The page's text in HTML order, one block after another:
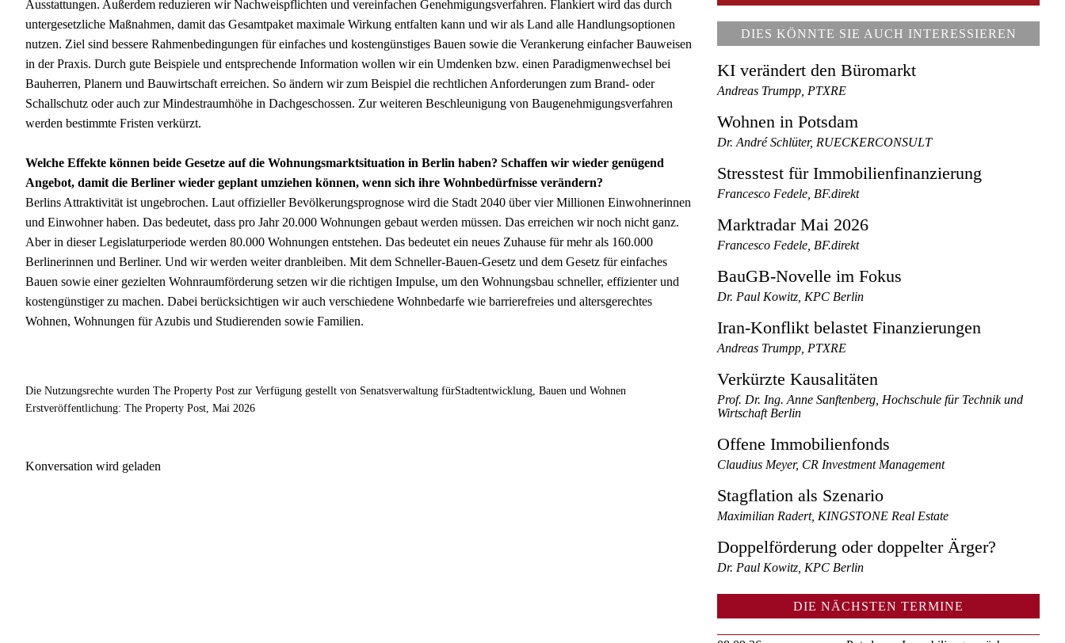
Ausstattungen. Außerdem reduzieren wir Nachweispflichten und vereinfachen Genehmigungsverfahren. Flankiert wird das durch
untergesetzliche Maßnahmen, damit das Gesamtpaket maximale Wirkung entfalten kann und wir als Land alle Handlungsoptionen
nutzen. Ziel sind bessere Rahmenbedingungen für einfaches und kostengünstiges Bauen sowie die Verankerung einfacher Bauweisen
in der Praxis. Durch gute Beispiele und entsprechende Information wollen wir ein Umdenken bzw. einen Paradigmenwechsel bei
Bauherren, Planern und Bauwirtschaft erreichen. So ändern wir zum Beispiel die rechtlichen Anforderungen zum Brand- oder
Schallschutz oder auch zur Mindestraumhöhe in Dachgeschossen. Zur weiteren Beschleunigung von Baugenehmigungsverfahren
werden bestimmte Fristen verkürzt.
Welche Effekte können beide Gesetze auf die Wohnungsmarktsituation in Berlin haben? Schaffen wir wieder genügend
Angebot, damit die Berliner wieder geplant umziehen können, wenn sich ihre Wohnbedürfnisse verändern?
Berlins Attraktivität ist ungebrochen. Laut offizieller Bevölkerungsprognose wird die Stadt 2040 über vier Millionen Einwohnerinnen
und Einwohner haben. Das bedeutet, dass pro Jahr 20.000 Wohnungen gebaut werden müssen. Das erreichen wir noch nicht ganz.
Aber in dieser Legislaturperiode werden 80.000 Wohnungen entstehen. Das bedeutet ein neues Zuhause für mehr als 160.000
Berlinerinnen und Berliner. Und wir werden weiter dranbleiben. Mit dem Schneller-Bauen-Gesetz und dem Gesetz für einfaches
Bauen sowie einer gezielten Wohnraumförderung setzen wir die richtigen Impulse, um den Wohnungsbau schneller, effizienter und
kostengünstiger zu machen. Dabei berücksichtigen wir auch verschiedene Wohnbedarfe wie barrierefreies und altersgerechtes
Wohnen, Wohnungen für Azubis und Studierenden sowie Familien.
Die Nutzungsrechte wurden The Property Post zur Verfügung gestellt von Senatsverwaltung fürStadtentwicklung, Bauen und Wohnen
Erstveröffentlichung: The Property Post, Mai 2026
Konversation wird geladen
DIES KÖNNTE SIE AUCH INTERESSIEREN
KI verändert den Büromarkt
Andreas Trumpp, PTXRE
Wohnen in Potsdam
Dr. André Schlüter, RUECKERCONSULT
Stresstest für Immobilienfinanzierung
Francesco Fedele, BF.direkt
Marktradar Mai 2026
Francesco Fedele, BF.direkt
BauGB-Novelle im Fokus
Dr. Paul Kowitz, KPC Berlin
Iran-Konflikt belastet Finanzierungen
Andreas Trumpp, PTXRE
Verkürzte Kausalitäten
Prof. Dr. Ing. Anne Sanftenberg, Hochschule für Technik und
Wirtschaft Berlin
Offene Immobilienfonds
Claudius Meyer, CR Investment Management
Stagflation als Szenario
Maximilian Radert, KINGSTONE Real Estate
Doppelförderung oder doppelter Ärger?
Dr. Paul Kowitz, KPC Berlin
DIE NÄCHSTEN TERMINE